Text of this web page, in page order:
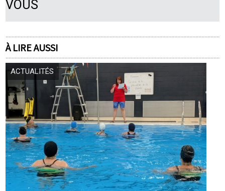
VOUS
À LIRE AUSSI
ACTUALITÉS